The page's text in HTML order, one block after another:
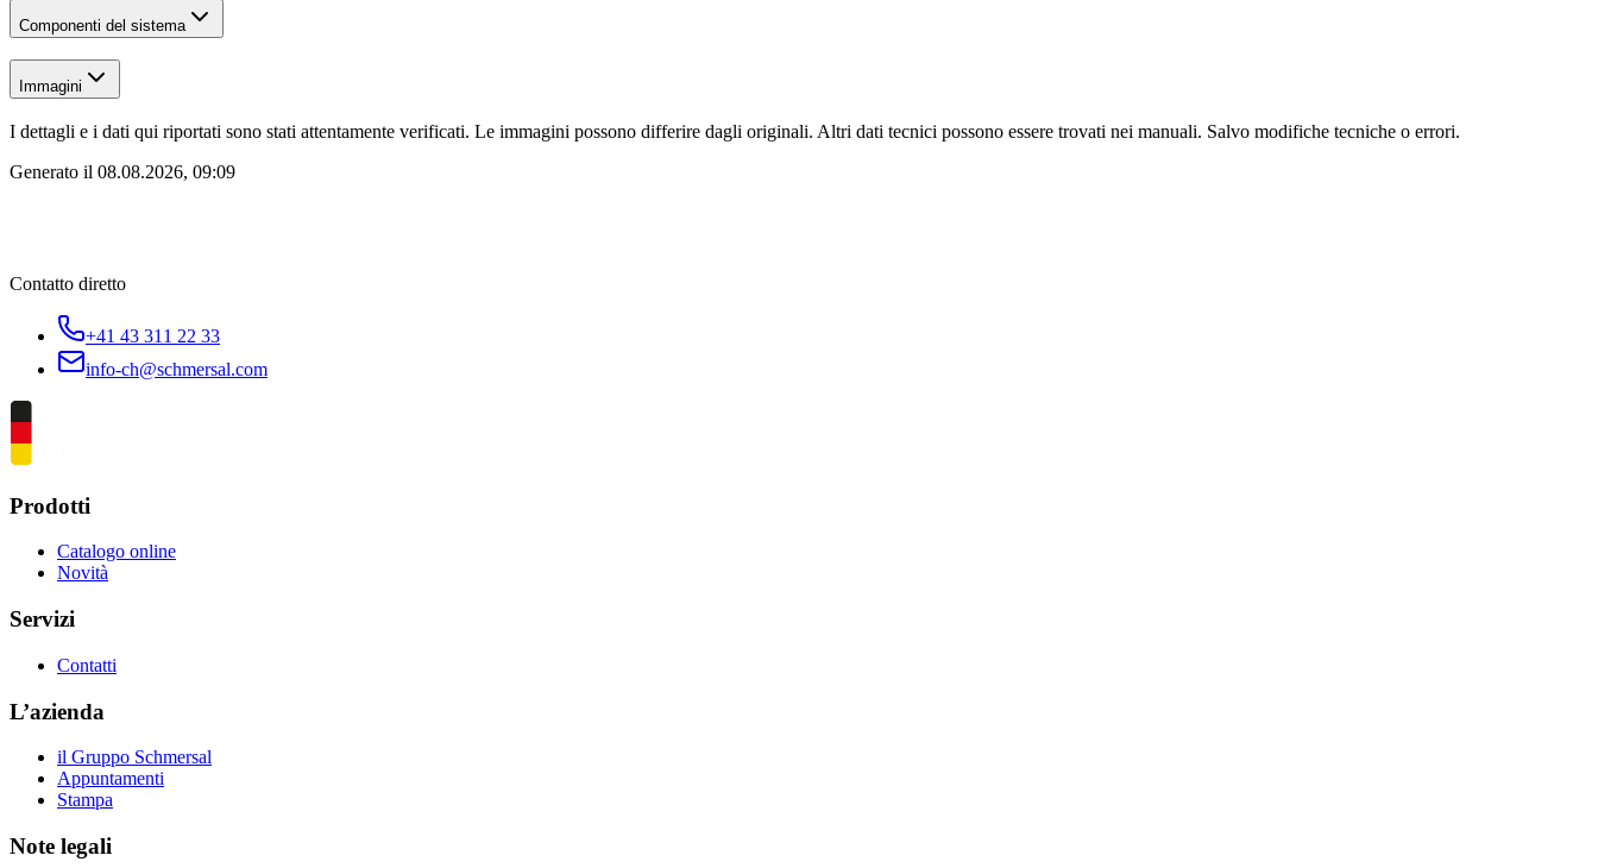
Componenti del sistema
Immagini
I dettagli e i dati qui riportati sono stati attentamente verificati. Le immagini possono differire dagli originali. Altri dati tecnici possono essere trovati nei manuali. Salvo modifiche tecniche o errori.
Generato il 08.08.2026, 09:09
Contatto diretto
+41 43 311 22 33
info-ch@schmersal.com
Prodotti
Catalogo online
Novità
Servizi
Contatti
L’azienda
il Gruppo Schmersal
Appuntamenti
Stampa
Note legali